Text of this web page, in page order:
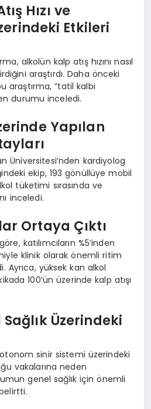
Hızı ve
Etkileri
alkolün kalp atış hızını nasıl
araştırdı. Daha önceki
araştırma, “tatil kalbi
durumu inceledi.
Yapılan
Üniversitesi’nden kardiyolog
ekip, 193 gönüllüye mobil
tüketimi sırasında ve
inceledi.
Ortaya Çıktı
katılımcıların %5’inden
klinik olarak önemli ritim
Ayrıca, yüksek kan alkol
100’ün üzerinde kalp atışı
Üzerindeki
sinir sistemi üzerindeki
vakalarına neden
genel sağlık için önemli